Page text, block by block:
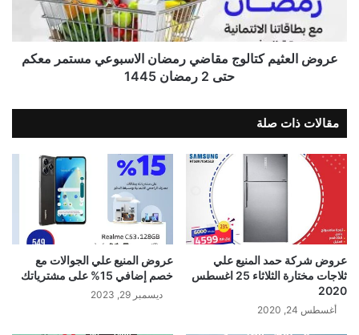
عروض العثيم كتالوج مقاضي رمضان الاسبوعي مستمر معكم
حتى 2 رمضان 1445
مقالات ذات صلة
عروض شركة حمد المنيع علي
ثلاجات مختارة الثلاثاء 25 اغسطس
2020
أغسطس 24, 2020
عروض المنيع علي الجوالات مع
خصم إضافي 15% على مشترياتك
ديسمبر 29, 2023